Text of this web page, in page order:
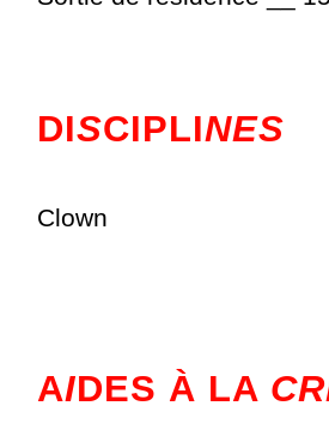
DISCIPLINES
Clown
AIDES À LA